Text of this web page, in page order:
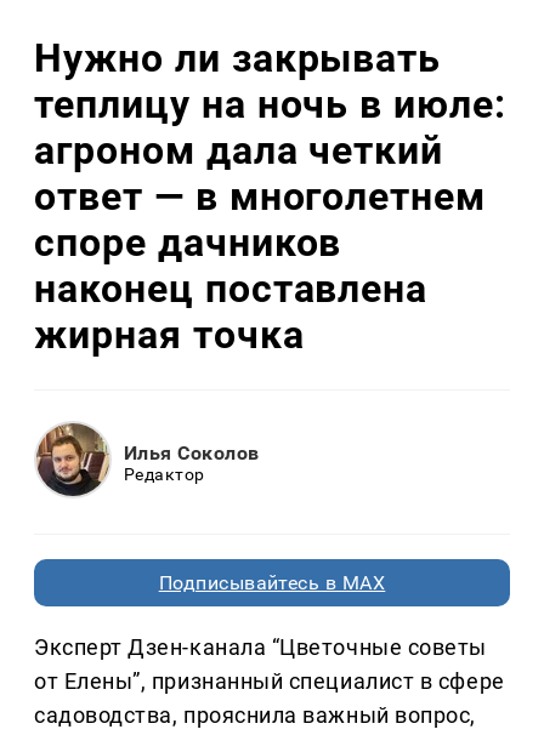
Нужно ли закрывать
теплицу на ночь в июле:
агроном дала четкий
ответ — в многолетнем
споре дачников
наконец поставлена
жирная точка
Илья Соколов
Редактор
Подписывайтесь в MAX
Эксперт Дзен-канала “Цветочные советы
от Елены”, признанный специалист в сфере
садоводства, прояснила важный вопрос,